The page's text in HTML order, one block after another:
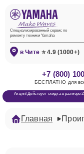
Специализированный сервис по
ремонту техники Yamaha
в Чите ⭐ 4.9 (1000+)
+7 (800)
БЕСПЛАТНО для
Акция! Действует скидка в размере
Главная